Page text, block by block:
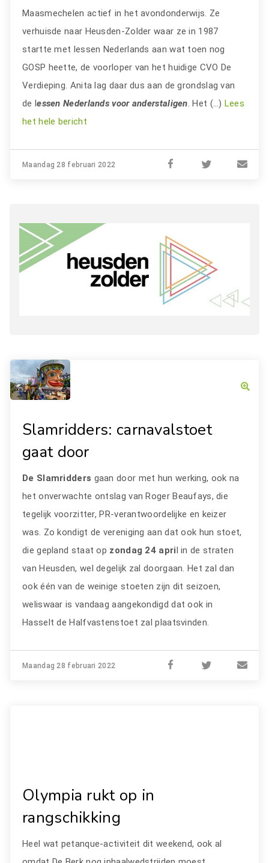
Maasmechelen actief in het avondonderwijs. Ze
verhuisde naar Heusden-Zolder waar ze in 1987
startte met lessen Nederlands aan wat toen nog
GOSP heette, de voorloper van het huidige CVO De
Verdieping. Anita lag daar dus aan de grondslag van
de lessen Nederlands voor anderstaligen. Het (…) Lees
het hele bericht
Maandag 28 februari 2022
Slamridders: carnavalstoet
gaat door
De Slamridders gaan door met hun werking, ook na
het onverwachte ontslag van Roger Beaufays, die
tegelijk voorzitter, PR-verantwoordelijke en keizer
was. Zo kondigt de vereniging aan dat ook hun stoet,
die gepland staat op zondag 24 april in de straten
van Heusden, wel degelijk zal doorgaan. Het zal dan
ook één van de weinige stoeten zijn dit seizoen,
weliswaar is vandaag aangekondigd dat ook in
Hasselt de Halfvastenstoet zal plaatsvinden.
Maandag 28 februari 2022
Olympia rukt op in
rangschikking
Heel wat petanque-activiteit dit weekend, ook al